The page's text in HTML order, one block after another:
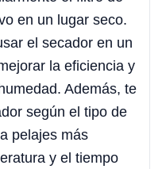
en un lugar seco.
el secador en un
la eficiencia y
Además, te
según el tipo de
pelajes más
y el tiempo